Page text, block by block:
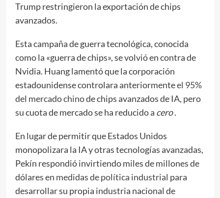
Trump restringieron la exportación de chips
avanzados.
Esta campaña de guerra tecnológica, conocida
como la «guerra de chips», se volvió en contra de
Nvidia. Huang lamentó que la corporación
estadounidense controlara anteriormenteel 95%
del mercado chinode chips avanzados de IA, pero
su cuota de mercado se ha reducido a cero.
En lugar de permitir que Estados Unidos
monopolizara la IA y otras tecnologías avanzadas,
Pekín respondió invirtiendo miles de millones de
dólares en medidas de política industrial para
desarrollar su propia industria nacional de